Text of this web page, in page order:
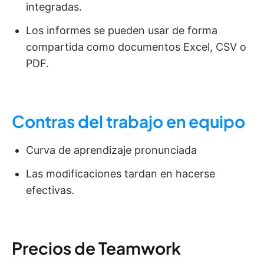
integradas.
Los informes se pueden usar de forma
compartida como documentos Excel, CSV o
PDF.
Contras del trabajo en equipo
Curva de aprendizaje pronunciada
Las modificaciones tardan en hacerse
efectivas.
Precios de Teamwork